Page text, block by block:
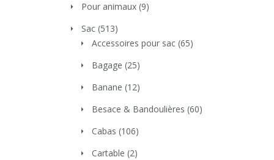
Pour animaux (9)
Sac (513)
Accessoires pour sac (65)
Bagage (25)
Banane (12)
Besace & Bandoulières (60)
Cabas (106)
Cartable (2)